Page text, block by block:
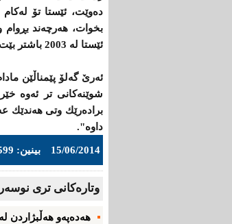
ده‌وێت، ئێستا تۆ
بخوات، هه‌رچه‌ند بڕوام
ئێستا له‌ 2003 باشتر بێت، بەڵام خراپتریش نیه‌.
ئه‌رێ‌ گه‌لۆ پێمناڵێن
شوێنه‌كانی‌ تر ئه‌وه‌
براده‌رێك وتی‌ هه‌ندێك
داوه".
15/06/2014 بینین: 6599
وتاره‌کانی تری نوسه‌ر
هەدەپەو هه‌ڵبژاردن‌